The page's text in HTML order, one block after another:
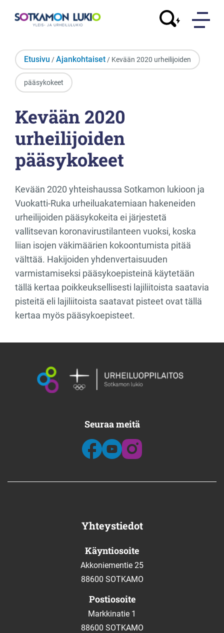
Etusivu /Ajankohtaiset / Kevään 2020 urheilijoiden
pääsykokeet
Kevään 2020
urheilijoiden
pääsykokeet
Kevään 2020 yhteishaussa Sotkamon lukioon ja
Vuokatti-Ruka urheiluakatemiaan hakeneiden
urheilijoiden pääsykokeita ei järjestetä
vallitsevan koronavirustilanteen vuoksi, koska
liian isojen väkimäärien kokoontumista pitää
välttää. Hakijoiden yhdenvertaisuuden
varmistamiseksi pääsykoepisteinä käytetään
tällä kertaa poikkeuksellisesti lajiliitoista saatavia
pisteitä eli lajiliitoista saatavat pisteet ovat tällä
kertaa myös pääsykoepisteet.
Seuraa meitä
Yhteystiedot
Käyntiosoite
Akkoniementie 25
88600 SOTKAMO
Postiosoite
Markkinatie 1
88600 SOTKAMO